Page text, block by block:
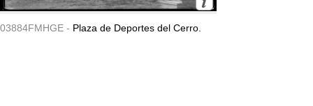
03884FMHGE - Plaza de Deportes del Cerro.